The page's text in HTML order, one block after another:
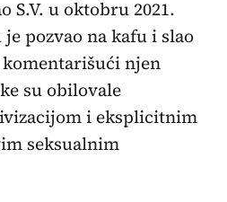
S.V. u oktobru 2021.
pozvao na kafu i slao
njen
su obilovale
i eksplicitnim
seksualnim